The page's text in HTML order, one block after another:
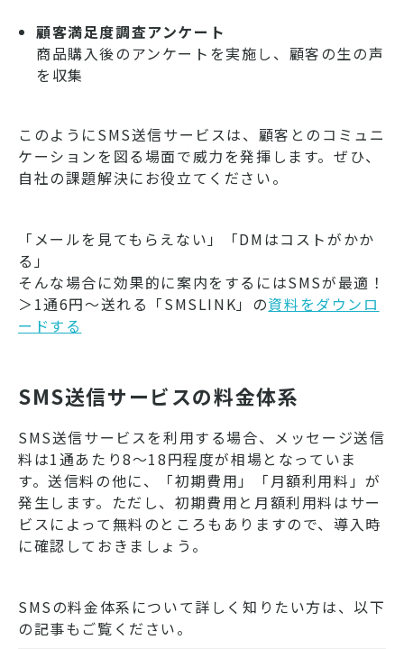
顧客満足度調査アンケート
商品購入後のアンケートを実施し、顧客の生の声
を収集
このようにSMS送信サービスは、顧客とのコミュニ
ケーションを図る場面で威力を発揮します。ぜひ、
自社の課題解決にお役立てください。
「メールを見てもらえない」「DMはコストがかか
る」
そんな場合に効果的に案内をするにはSMSが最適！
＞1通6円～送れる「SMSLINK」の資料をダウンロ
ードする
SMS送信サービスの料金体系
SMS送信サービスを利用する場合、メッセージ送信
料は1通あたり8〜18円程度が相場となっていま
す。送信料の他に、「初期費用」「月額利用料」が
発生します。ただし、初期費用と月額利用料はサー
ビスによって無料のところもありますので、導入時
に確認しておきましょう。
SMSの料金体系について詳しく知りたい方は、以下
の記事もご覧ください。